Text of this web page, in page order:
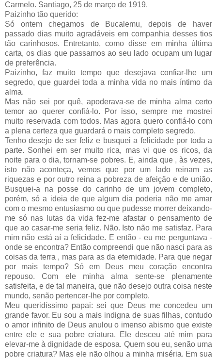
Carmelo. Santiago, 25 de março de 1919.
Paizinho tão querido:
Só ontem chegamos de Bucalemu, depois de haver
passado dias muito agradáveis em companhia desses tios
tão carinhosos. Entretanto, como disse em minha última
carta, os dias que passamos ao seu lado ocupam um lugar
de preferência.
Paizinho, faz muito tempo que desejava confiar-lhe um
segredo, que guardei toda a minha vida no mais íntimo da
alma.
Mas não sei por quê, apoderava-se de minha alma certo
temor ao querer confiá-lo. Por isso, sempre me mostrei
muito reservada com todos. Mas agora quero confiá-lo com
a plena certeza que guardará o mais completo segredo.
Tenho desejo de ser feliz e busquei a felicidade por toda a
parte. Sonhei em ser muito rica, mas vi que os ricos, da
noite para o dia, tornam-se pobres. E, ainda que , às vezes,
isto não aconteça, vemos que por um lado reinam as
riquezas e por outro reina a pobreza de afeição e de união.
Busquei-a na posse do carinho de um jovem completo,
porém, só a ideia de que algum dia poderia não me amar
com o mesmo entusiasmo ou que pudesse morrer deixando-
me só nas lutas da vida fez-me afastar o pensamento de
que ao casar-me seria feliz. Não. Isto não me satisfaz. Para
mim não está aí a felicidade. E então - eu me perguntava -
onde se encontra? Então compreendi que não nasci para as
coisas da terra , mas para as da eternidade. Para que negar
por mais tempo? Só em Deus meu coração encontra
repouso. Com ele minha alma sente-se plenamente
satisfeita, e de tal maneira, que não desejo outra coisa neste
mundo, senão pertencer-lhe por completo.
Meu queridíssimo papai: sei que Deus me concedeu um
grande favor. Eu sou a mais indigna de suas filhas, contudo
o amor infinito de Deus anulou o imenso abismo que existe
entre ele e sua pobre criatura. Ele desceu até mim para
elevar-me à dignidade de esposa. Quem sou eu, senão uma
pobre criatura? Mas ele não olhou a minha miséria. Em sua